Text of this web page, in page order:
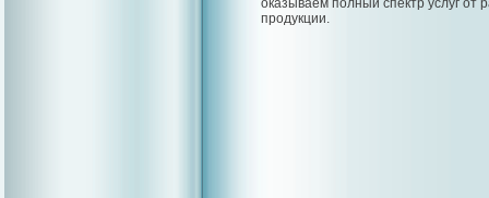
оказываем полный спектр услуг от
продукции.